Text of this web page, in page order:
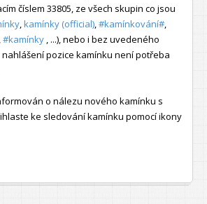
číslem 33805, ze všech skupin co jsou
kamínky (official) #kamínkování#
#kamínky , ...), nebo i bez uvedeného
pozice kamínku není potřeba
o nálezu nového kamínku s
ke sledování kamínku pomocí ikony